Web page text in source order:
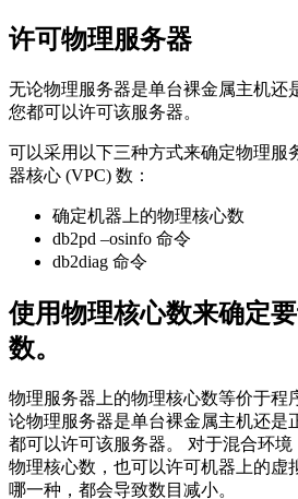
许可物理服务器
无论物理服务器是单台裸金属主机还
您都可以许可该服务器。
可以采用以下三种方式来确定物理服
器核心 (VPC) 数：
确定机器上的物理核心数
db2pd –osinfo 命令
db2diag 命令
使用物理核心数来确定
数。
物理服务器上的物理核心数等价于程
论物理服务器是单台裸金属主机还是
都可以许可该服务器。 对于混合环
物理核心数，也可以许可机器上的虚
哪一种，都会导致数目减小。